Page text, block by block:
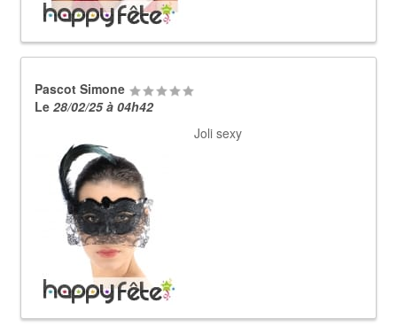
Pascot Simone
Le 28/02/25 à 04h42
Joli sexy